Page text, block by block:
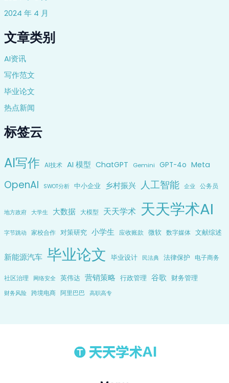
2024 年 4 月
文章类别
AI资讯
写作范文
毕业论文
热点新闻
标签云
AI写作 AI技术 AI 模型 ChatGPT Gemini GPT-4o Meta
OpenAI SWOT分析 中小企业 乡村振兴 人工智能 企业 公务员
地方政府 大学生 大数据 大模型 天天学术 天天学术AI
字节跳动 家校合作 对策研究 小学生 应收账款 微软 数字媒体 文献综述
新能源汽车 毕业论文 毕业设计 民法典 法律保护 电子商务
社区治理 网络安全 英伟达 营销策略 行政管理 谷歌 财务管理
财务风险 跨境电商 阿里巴巴 高职高专